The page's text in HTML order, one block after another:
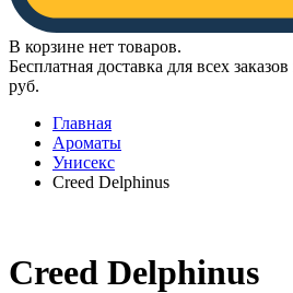
В корзине нет товаров.
Бесплатная доставка для всех
руб.
Главная
Ароматы
Унисекс
Creed Delphinus
Creed Delphinus